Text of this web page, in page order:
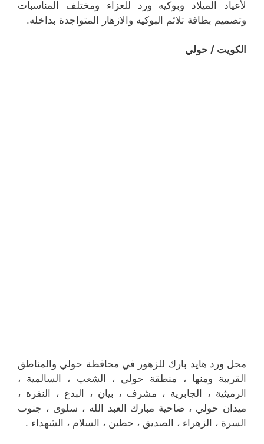
لأعياد الميلاد وبوكيه ورد للعزاء ومختلف المناسبات
وتصميم بطاقة تلائم البوكيه والازهار المتواجدة بداخله.
الكويت / حولي
محل ورد هايد بارك للزهور في محافظة حولي والمناطق
القريبة ‎ومنها ، منطقة حولي ، الشعب ، السالمية ،
الرميثية ، الجابرية ، مشرف ، بيان ، البدع ، النقرة ،
ميدان حولي ، ضاحية مبارك العبد الله ، سلوى ، جنوب
السرة ، الزهراء ، الصديق ، حطين ، السلام ، الشهداء .